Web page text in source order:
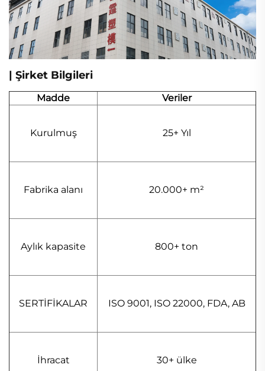
| Şirket Bilgileri
Madde Veriler
Kurulmuş 25+ Yıl
Fabrika alanı 20.000+ m²
Aylık kapasite 800+ ton
SERTİFİKALAR ISO 9001, ISO 22000, FDA, AB
İhracat 30+ ülke